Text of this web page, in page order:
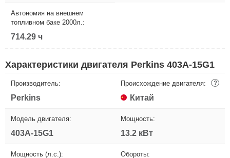
Автономия на внешнем
топливном баке 2000л.:
714.29 ч
Характеристики двигателя Perkins 403A-15G1
Производитель:
Perkins
Происхождение двигателя: ?
Китай
Модель двигателя:
403A-15G1
Мощность:
13.2 кВт
Мощность (л.с.): Обороты: